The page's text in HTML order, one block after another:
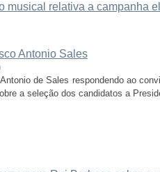
musical relativa a campanha
Antonio Sales
de Sales respondendo ao
a seleção dos candidatos a